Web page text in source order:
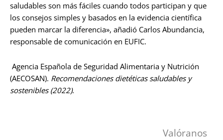
saludables son más fáciles cuando todos participan y que
los consejos simples y basados en la evidencia científica
pueden marcar la diferencia», añadió Carlos Abundancia,
responsable de comunicación en EUFIC.
Agencia Española de Seguridad Alimentaria y Nutrición
(AECOSAN). Recomendaciones dietéticas saludables y
sostenibles (2022).
Valóranos